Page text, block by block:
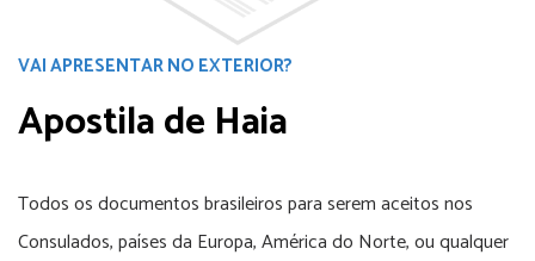
VAI APRESENTAR NO EXTERIOR?
Apostila de Haia
Todos os documentos brasileiros para serem aceitos nos
Consulados, países da Europa, América do Norte, ou qualquer